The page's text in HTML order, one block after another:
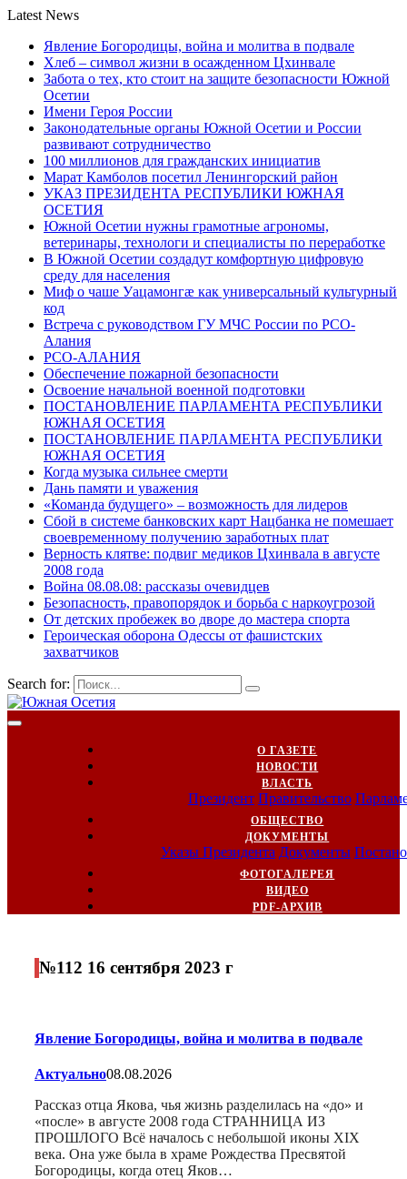
Latest News
Явление Богородицы, война и молитва в подвале
Хлеб – символ жизни в осажденном Цхинвале
Забота о тех, кто стоит на защите безопасности Южной
Осетии
Имени Героя России
Законодательные органы Южной Осетии и России
развивают сотрудничество
100 миллионов для гражданских инициатив
Марат Камболов посетил Ленингорский район
УКАЗ ПРЕЗИДЕНТА РЕСПУБЛИКИ ЮЖНАЯ
ОСЕТИЯ
Южной Осетии нужны грамотные агрономы,
ветеринары, технологи и специалисты по переработке
В Южной Осетии создадут комфортную цифровую
среду для населения
Миф о чаше Уацамонгæ как универсальный культурный
код
Встреча с руководством ГУ МЧС России по РСО-
Алания
РСО-АЛАНИЯ
Обеспечение пожарной безопасности
Освоение начальной военной подготовки
ПОСТАНОВЛЕНИЕ ПАРЛАМЕНТА РЕСПУБЛИКИ
ЮЖНАЯ ОСЕТИЯ
ПОСТАНОВЛЕНИЕ ПАРЛАМЕНТА РЕСПУБЛИКИ
ЮЖНАЯ ОСЕТИЯ
Когда музыка сильнее смерти
Дань памяти и уважения
«Команда будущего» – возможность для лидеров
Сбой в системе банковских карт Нацбанка не помешает
своевременному получению заработных плат
Верность клятве: подвиг медиков Цхинвала в августе
2008 года
Война 08.08.08: рассказы очевидцев
Безопасность, правопорядок и борьба с наркоугрозой
От детских пробежек во дворе до мастера спорта
Героическая оборона Одессы от фашистских
захватчиков
Search for:
О ГАЗЕТЕ
НОВОСТИ
ВЛАСТЬ
Президент Правительство
ОБЩЕСТВО
ДОКУМЕНТЫ
Указы Президента Документы
ФОТОГАЛЕРЕЯ
ВИДЕО
PDF-АРХИВ
№112 16 сентября 2023 г
Явление Богородицы, война и молитва в подвале
Актуально08.08.2026
Рассказ отца Якова, чья жизнь разделилась на «до» и
«после» в августе 2008 года СТРАННИЦА ИЗ
ПРОШЛОГО Всё началось с небольшой иконы XIX
века. Она уже была в храме Рождества Пресвятой
Богородицы, когда отец Яков…